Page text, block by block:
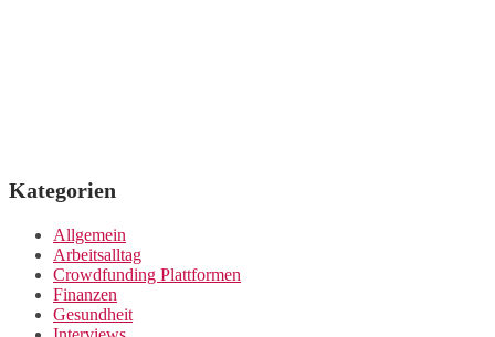
Kategorien
Allgemein
Arbeitsalltag
Crowdfunding Plattformen
Finanzen
Gesundheit